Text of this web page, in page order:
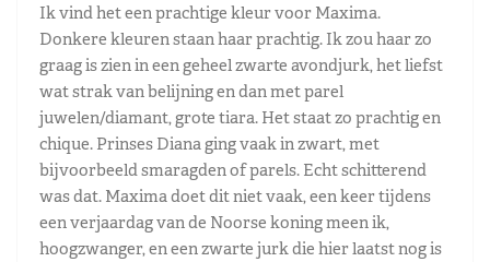
Ik vind het een prachtige kleur voor Maxima.
Donkere kleuren staan haar prachtig. Ik zou haar zo
graag is zien in een geheel zwarte avondjurk, het liefst
wat strak van belijning en dan met parel
juwelen/diamant, grote tiara. Het staat zo prachtig en
chique. Prinses Diana ging vaak in zwart, met
bijvoorbeeld smaragden of parels. Echt schitterend
was dat. Maxima doet dit niet vaak, een keer tijdens
een verjaardag van de Noorse koning meen ik,
hoogzwanger, en een zwarte jurk die hier laatst nog is